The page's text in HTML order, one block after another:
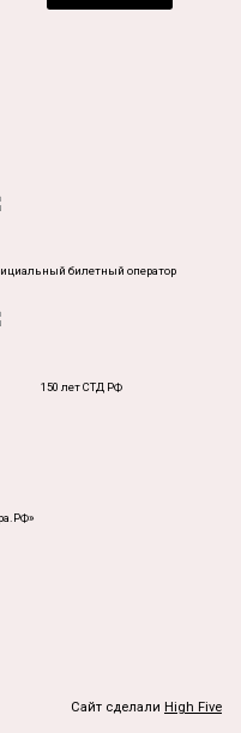
билетный оператор
150 лет СТД РФ
Сайт сделали High Five